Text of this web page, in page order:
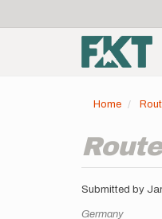
menu
Main
Home
Submitted by
Location
Germany